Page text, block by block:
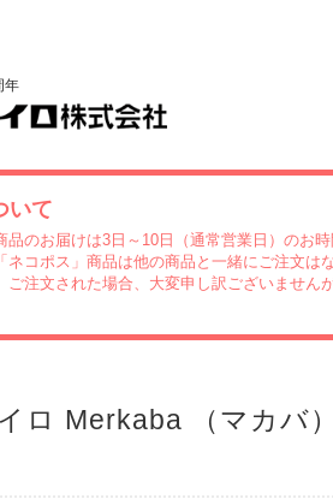
年
いて
品のお届けは3日～10日（通常営業日）のお
ネコポス」商品は他の商品と一緒にご注文
ご注文された場合、大変申し訳ございませ
ロ Merkaba （マカバ